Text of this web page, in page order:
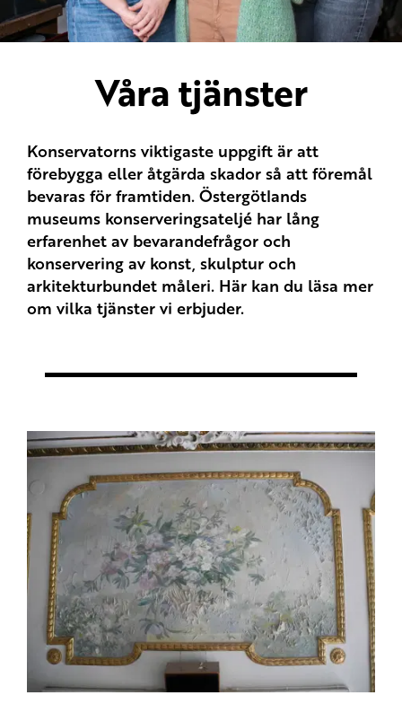
Våra tjänster
Konservatorns viktigaste uppgift är att
förebygga eller åtgärda skador så att föremål
bevaras för framtiden. Östergötlands
museums konserveringsateljé har lång
erfarenhet av bevarandefrågor och
konservering av konst, skulptur och
arkitekturbundet måleri. Här kan du läsa mer
om vilka tjänster vi erbjuder.